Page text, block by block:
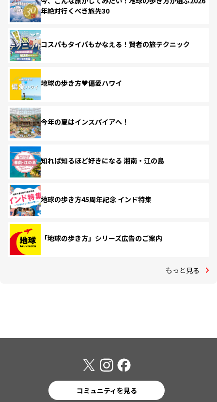
年絶対行くべき旅先30
コスパもタイパもかなえる！賢者の旅テクニック
地球の歩き方♥偏愛ハワイ
今年の夏はインスパイアへ！
知れば知るほど好きになる 湘南・江の島
地球の歩き方45周年記念 インド特集
「地球の歩き方」シリーズ広告のご案内
もっと見る
コミュニティを見る